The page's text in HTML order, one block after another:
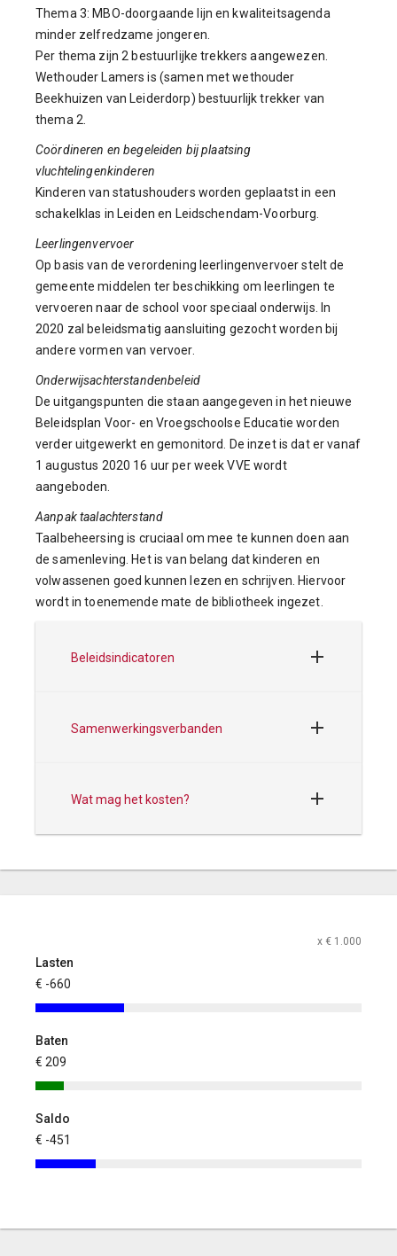
Thema 3: MBO-doorgaande lijn en kwaliteitsagenda
minder zelfredzame jongeren.
Per thema zijn 2 bestuurlijke trekkers aangewezen.
Wethouder Lamers is (samen met wethouder
Beekhuizen van Leiderdorp) bestuurlijk trekker van
thema 2.
Coördineren en begeleiden bij plaatsing
vluchtelingenkinderen
Kinderen van statushouders worden geplaatst in een
schakelklas in Leiden en Leidschendam-Voorburg.
Leerlingenvervoer
Op basis van de verordening leerlingenvervoer stelt de
gemeente middelen ter beschikking om leerlingen te
vervoeren naar de school voor speciaal onderwijs. In
2020 zal beleidsmatig aansluiting gezocht worden bij
andere vormen van vervoer.
Onderwijsachterstandenbeleid
De uitgangspunten die staan aangegeven in het nieuwe
Beleidsplan Voor- en Vroegschoolse Educatie worden
verder uitgewerkt en gemonitord. De inzet is dat er vanaf
1 augustus 2020 16 uur per week VVE wordt
aangeboden.
Aanpak taalachterstand
Taalbeheersing is cruciaal om mee te kunnen doen aan
de samenleving. Het is van belang dat kinderen en
volwassenen goed kunnen lezen en schrijven. Hiervoor
wordt in toenemende mate de bibliotheek ingezet.
Beleidsindicatoren
Samenwerkingsverbanden
Wat mag het kosten?
x € 1.000
Lasten
€ -660
Baten
€ 209
Saldo
€ -451